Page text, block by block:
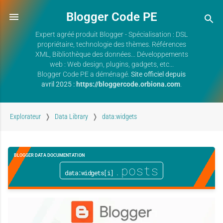
Blogger Code PE
Expert agréé produit Blogger - Spécialisation : DSL
propriétaire, technologie des thèmes. Références
XML, Bibliothèque des données... Développements
web : Web design, plugins, gadgets, etc...
Blogger Code PE a déménagé. Site officiel depuis
avril 2025 : https://bloggercode.orbiona.com.
Explorateur Data Library data:widgets
data:widgets[i] .posts
BLOGGER DATA DOCUMENTATION